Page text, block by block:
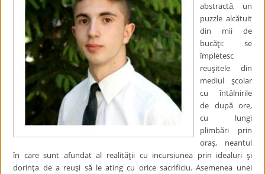
abstractă, un
puzzle alcătuit
din mii de
bucăţi: se
împletesc
reuşitele din
mediul şcolar
cu întâlnirile
de după ore,
cu lungi
plimbări prin
oraş, neantul
în care sunt afundat al realităţii cu incursiunea prin idealuri şi
dorinţa de a reuşi să le ating cu orice sacrificiu. Asemenea unei